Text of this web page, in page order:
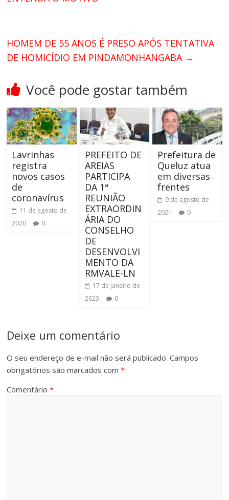
HOMEM DE 55 ANOS É PRESO APÓS TENTATIVA
DE HOMICÍDIO EM PINDAMONHANGABA →
Você pode gostar também
Lavrinhas
registra
novos casos
de
coronavírus
11 de agosto de
2020
0
PREFEITO DE
AREIAS
PARTICIPA
DA 1ª
REUNIÃO
EXTRAORDIN
ÁRIA DO
CONSELHO
DE
DESENVOLVI
MENTO DA
RMVALE-LN
17 de janeiro de
2023
0
Prefeitura de
Queluz atua
em diversas
frentes
9 de agosto de
2021
0
Deixe um comentário
O seu endereço de e-mail não será publicado. Campos
obrigatórios são marcados com*
Comentário*